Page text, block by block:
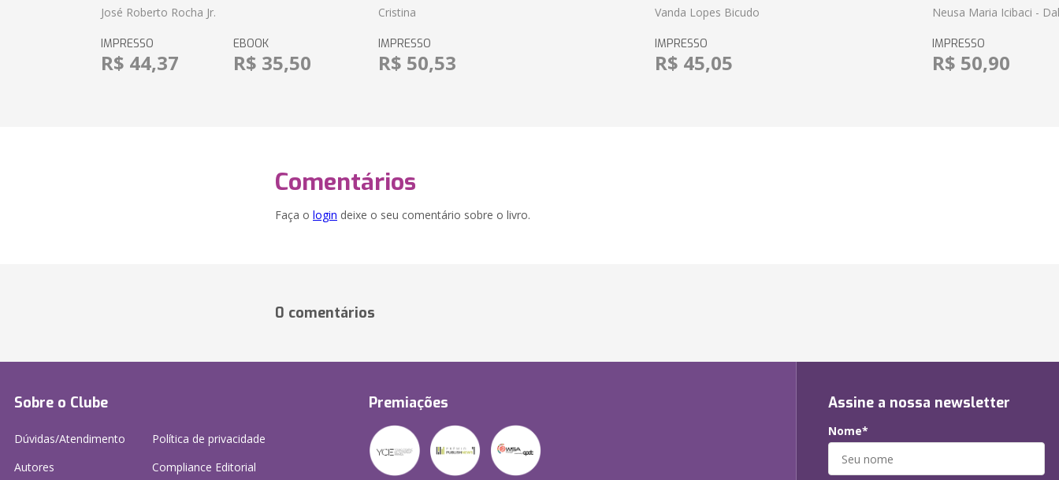
José Roberto Rocha Jr.
IMPRESSO
R$ 44,37
EBOOK
R$ 35,50
Cristina
IMPRESSO
R$ 50,53
Vanda Lopes Bicudo
IMPRESSO
R$ 45,05
Neusa Maria Icibaci -
IMPRESSO
R$ 50,90
Comentários
Faça o login deixe o seu comentário sobre o livro.
0 comentários
Sobre o Clube
Dúvidas/Atendimento
Autores
Política de privacidade
Compliance Editorial
Premiações Assine a nossa newsletter
Nome*